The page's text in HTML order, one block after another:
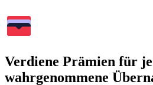
Verdiene Prämien für
wahrgenommene